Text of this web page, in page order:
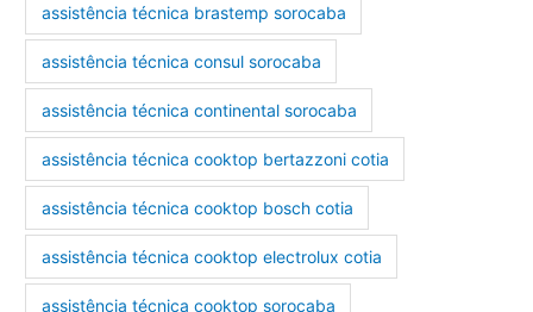
assistência técnica brastemp sorocaba
assistência técnica consul sorocaba
assistência técnica continental sorocaba
assistência técnica cooktop bertazzoni cotia
assistência técnica cooktop bosch cotia
assistência técnica cooktop electrolux cotia
assistência técnica cooktop sorocaba